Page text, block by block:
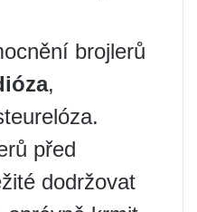
brojlerů
,
před
dodržovat